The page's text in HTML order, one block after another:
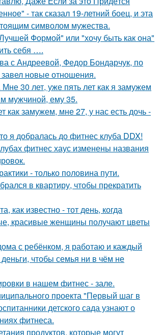
- так сказал 19-летний боец, и эта
символом мужества.
Формой" или "хочу быть как она"
себя ….
с Андреевой, Федор Бондарчук, по
новые отношения.
30 лет, уже пять лет как я замужем
мужчиной, ему 35.
как замужем, мне 27, у нас есть дочь -
я добралась до фитнес клуба DDX!
фитнес хаус изменены названия
- только половина пути.
в квартиру, чтобы прекратить
как известно - тот день, когда
красивые женщины получают цветы
с ребёнком, я работаю и каждый
чтобы семья ни в чём не
в нашем фитнес - зале.
проекта "Первый шаг в
детского сада узнают о
фитнеса.
продуктов, которые могут